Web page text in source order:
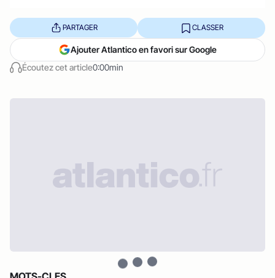
Écoutez cet article0:00min
PARTAGER CLASSER
Ajouter Atlantico en favori sur Google